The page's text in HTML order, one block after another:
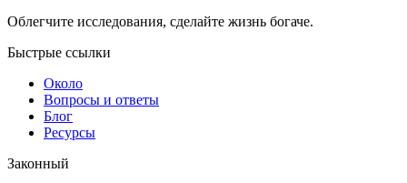
Облегчите исследования, сделайте жизнь богаче.
Быстрые ссылки
Около
Вопросы и ответы
Блог
Ресурсы
Законный